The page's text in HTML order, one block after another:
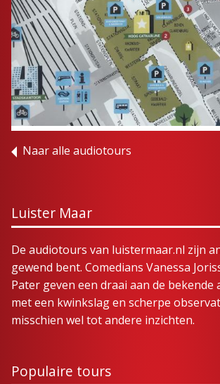
Naar alle audiotours
Luister Maar
De audiotours van luistermaar.nl zijn
gewend bent. Comedians Vanessa
Pater geven een draai aan de bekende
met een kwinkslag en scherpe
misschien wel tot andere inzichten.
Populaire tours